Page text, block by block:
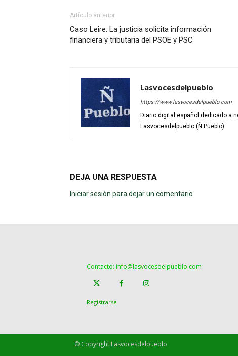
Artículo anterior
Caso Leire: La justicia solicita información
financiera y tributaria del PSOE y PSC
Lasvocesdelpueblo
https://www.lasvocesdelpueblo.com
Diario digital español dedicado a
Lasvocesdelpueblo (Ñ Pueblo)
DEJA UNA RESPUESTA
Iniciar sesión para dejar un comentario
Contacto: info@lasvocesdelpueblo.com
Registrarse
© Copyright Lasvocesdelpueblo